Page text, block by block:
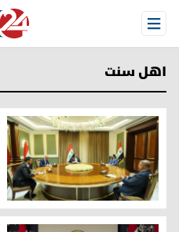
Open Menu
اهل سنت
نشست سنی‌های عراق